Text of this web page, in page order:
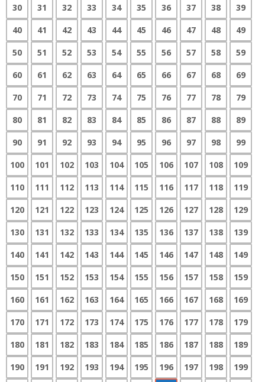
30
31 32 33 34 35 36 37 38
39
40
41 42 43 44 45 46 47 48
49
50
51 52 53 54 55 56 57 58
59
60
61 62 63 64 65 66 67 68
69
70
71 72 73 74 75 76 77 78
79
80
81 82 83 84 85 86 87 88
89
90
91 92 93 94 95 96 97 98
99
100
101 102 103 104 105 106 107 108
109
110
111 112 113 114 115 116 117 118
119
120
121 122 123 124 125 126 127 128
129
130
131 132 133 134 135 136 137 138
139
140
141 142 143 144 145 146 147 148
149
150
151 152 153 154 155 156 157 158
159
160
161 162 163 164 165 166 167 168
169
170
171 172 173 174 175 176 177 178
179
180
181 182 183 184 185 186 187 188
189
190
191 192 193 194 195 196 197 198 199